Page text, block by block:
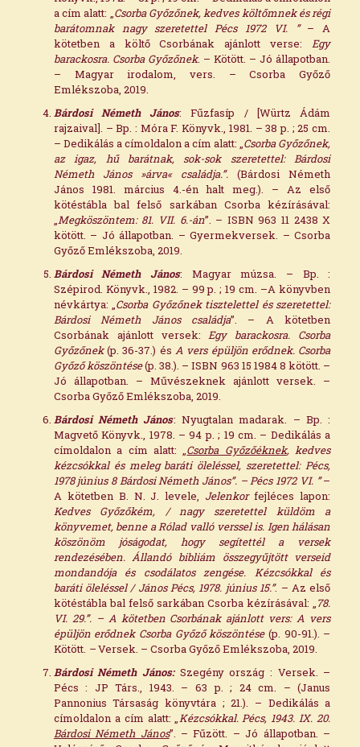
a cím alatt: „Csorba Győzőnek, kedves költőmnek és régi
barátomnak nagy szeretettel Pécs 1972 VI. ” – A
kötetben a költő Csorbának ajánlott verse:Egy
barackosra. Csorba Győzőnek. – Kötött. – Jó állapotban.
– Magyar irodalom, vers. – Csorba Győző
Emlékszoba, 2019.
Bárdosi Németh János: Fűzfasíp / [Würtz Ádám
rajzaival]. – Bp. : Móra F. Könyvk., 1981. – 38 p. ; 25 cm.
– Dedikálás a címoldalon a cím alatt: „Csorba Győzőnek,
az igaz, hű barátnak, sok-sok szeretettel: Bárdosi
Németh János »árva« családja.”.(Bárdosi Németh
János 1981. március 4.-én halt meg.). – Az első
kötéstábla bal felső sarkában Csorba kézírásával:
„Megköszöntem: 81. VII. 6.-án”. – ISBN 963 11 2438 X
kötött. – Jó állapotban. – Gyermekversek. – Csorba
Győző Emlékszoba, 2019.
Bárdosi Németh János: Magyar múzsa. – Bp. :
Szépirod. Könyvk., 1982. – 99 p. ; 19 cm. –A könyvben
névkártya: „Csorba Győzőnek tisztelettel és szeretettel:
Bárdosi Németh János családja”. – A kötetben
Csorbának ajánlott versek:Egy barackosra. Csorba
Győzőnek(p. 36-37.) és A vers épüljön erődnek. Csorba
Győző köszöntése(p. 38.). – ISBN 963 15 1984 8 kötött. –
Jó állapotban. – Művészeknek ajánlott versek. –
Csorba Győző Emlékszoba, 2019.
Bárdosi Németh János: Nyugtalan madarak. – Bp. :
Magvető Könyvk., 1978. – 94 p. ; 19 cm. – Dedikálás a
címoldalon a cím alatt: „Csorba Győzőéknek, kedves
kézcsókkal és meleg baráti öleléssel, szeretettel: Pécs,
1978 június 8 Bárdosi Németh János”. – Pécs 1972 VI. ”–
A kötetben B. N. J. levele, Jelenkorfejléces lapon:
Kedves Győzőkém, / nagy szeretettel küldöm a
könyvemet, benne a Rólad valló verssel is. Igen hálásan
köszönöm jóságodat, hogy segítettél a versek
rendezésében. Állandó bibliám összegyűjtött verseid
mondandója és csodálatos zengése. Kézcsókkal és
baráti öleléssel / János Pécs, 1978. június 15.”. – Az első
kötéstábla bal felső sarkában Csorba kézírásával: „78.
VI. 29.”. – A kötetben Csorbának ajánlott vers: A vers
épüljön erődnek Csorba Győző köszöntése(p. 90-91.). –
Kötött. –Versek. – Csorba Győző Emlékszoba, 2019.
Bárdosi Németh János:Szegény ország : Versek. –
Pécs : JP Társ., 1943. – 63 p. ; 24 cm. – (Janus
Pannonius Társaság könyvtára ; 21.). – Dedikálás a
címoldalon a cím alatt: „Kézcsókkal. Pécs, 1943. IX. 20.
Bárdosi Németh János”. – Fűzött. – Jó állapotban. –